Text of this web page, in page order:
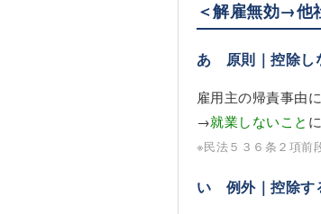
＜解雇無効→他
あ 原則｜控除し
雇用主の帰責事由
→就業しないこと
※民法５３６条２項前
い 例外｜控除す